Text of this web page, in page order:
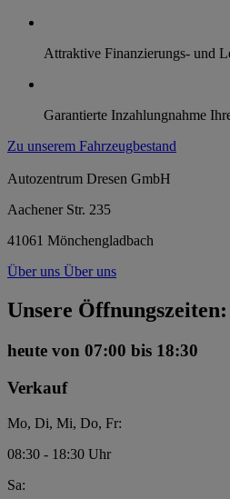
Attraktive Finanzierungs- und
Garantierte Inzahlungnahme
Zu unserem Fahrzeugbestand
Autozentrum Dresen GmbH
Aachener Str. 235
41061 Mönchengladbach
Über uns Über uns
Unsere Öffnungszeiten:
heute von 07:00 bis 18:30
Verkauf
Mo, Di, Mi, Do, Fr:
08:30 - 18:30 Uhr
Sa: